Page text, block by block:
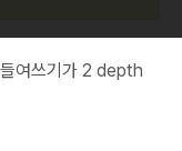
여쓰기가 2 depth